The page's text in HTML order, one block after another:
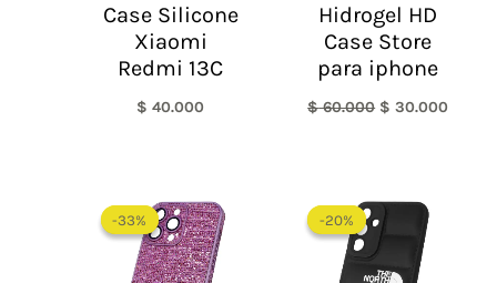
Case Silicone
Xiaomi
Redmi 13C
$ 40.000
Hidrogel HD
Case Store
para iphone
$60.000 $ 30.000
-33%
-33%
precio
original
era:
$ 60.000.
-20%
-20%
precio
original
era:
$ 60.000.